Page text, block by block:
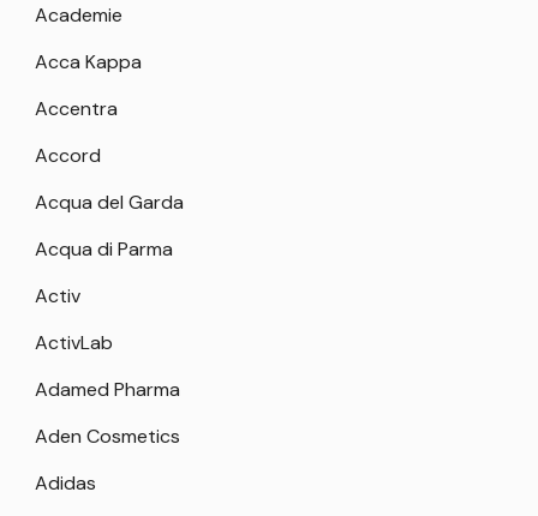
Academie
Acca Kappa
Accentra
Accord
Acqua del Garda
Acqua di Parma
Activ
ActivLab
Adamed Pharma
Aden Cosmetics
Adidas